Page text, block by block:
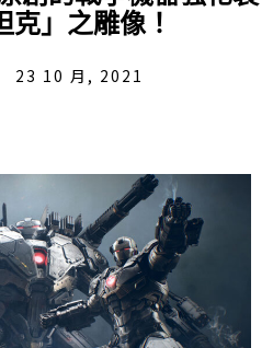
克」之雕像！
23 10 月, 2021